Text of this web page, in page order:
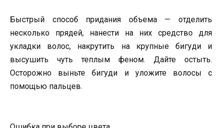
Быстрый способ придания объема — отделить
несколько прядей, нанести на них средство для
укладки волос, накрутить на крупные бигуди и
высушить чуть теплым феном. Дайте остыть.
Осторожно выньте бигуди и уложите волосы с
помощью пальцев.